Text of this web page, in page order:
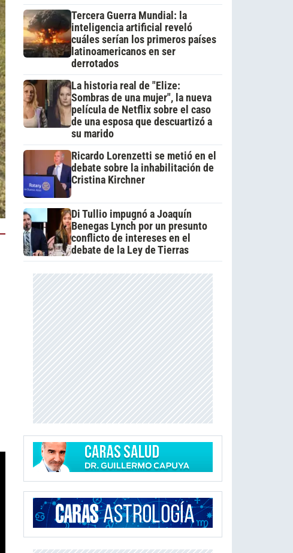
Tercera Guerra Mundial: la
inteligencia artificial reveló
cuáles serían los primeros países
latinoamericanos en ser
derrotados
La historia real de "Elize:
Sombras de una mujer", la nueva
película de Netflix sobre el caso
de una esposa que descuartizó a
su marido
Ricardo Lorenzetti se metió en el
debate sobre la inhabilitación de
Cristina Kirchner
Di Tullio impugnó a Joaquín
Benegas Lynch por un presunto
conflicto de intereses en el
debate de la Ley de Tierras